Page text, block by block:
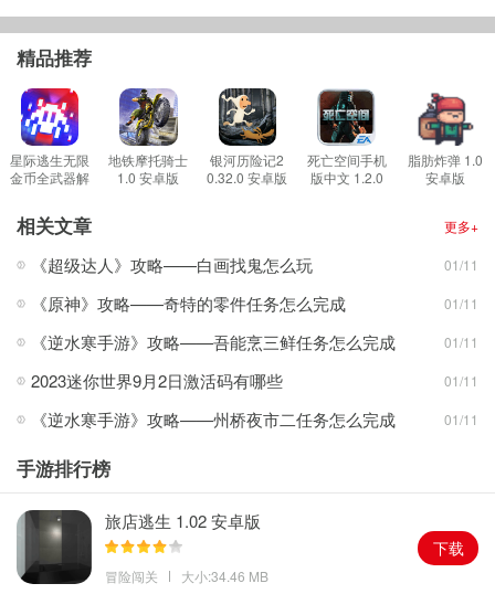
测试结果：当你进行王都创世物语游戏时最好好保留一定的【钻
石】数量，不要直接全部使用完【也就是显示不要为0】。显示的
【钻石】数量没有什么太大的关系，系统设定的是数值为【300】，
使用到这个数值后会被系统检测到。
推荐最好前期都不要使用【钻石】，到抽奖人物选项出现时在使
用。可以使用一次10连，之后商店会打不开，抽的人物资源也会是
上述所说【C、D】级
得文件以后好删除，之后安装APK文件【也可以先安装，区别不
大】启动游戏就OK。
游戏亮点
1、建造商店，并逐步配齐它的相关设施设备，增加人流量。
御。
3、多种不同的职业，每一个战士都有自己的属性定位，作战力也有
区别。
4、丰富的局内道具，每一次的对战都要使用与之匹配的装备，才能
发挥最大威力。
游戏玩法
精品推荐
星际逃生无限
金币全武器解
版
地铁摩托骑士
1.0 安卓版
银河历险记2
0.32.0 安卓版
死亡空间手机
版中文 1.2.0
脂肪炸弹 1.0
安卓版
相关文章 更多+
《超级达人》攻略——白画找鬼怎么玩 01/11
《原神》攻略——奇特的零件任务怎么完成 01/11
《逆水寒手游》攻略——吾能烹三鲜任务怎么完成 01/11
2023迷你世界9月2日激活码有哪些 01/11
《逆水寒手游》攻略——州桥夜市二任务怎么完成 01/11
手游排行榜
旅店逃生 1.02 安卓版
冒险闯关 大小:34.46 MB
下载